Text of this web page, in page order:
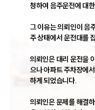
청하여 음주운전에 대
그 이유는 의뢰인이 음
주 상태에서 운전대를
의뢰인은 대리 운전을
으나 아파트 주차장에
하게 되었습니다.
의뢰인은 문제를 해결